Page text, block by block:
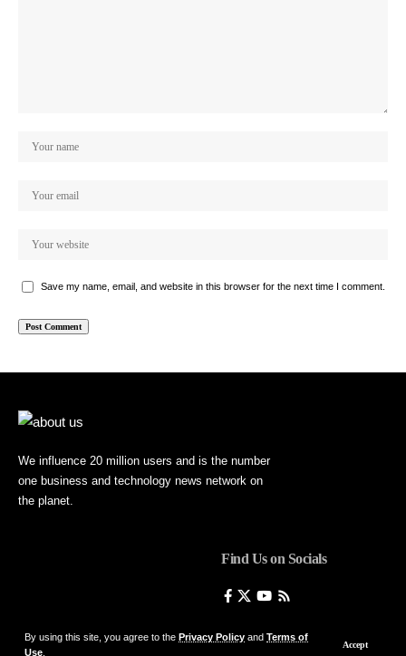
By using this site, you agree to the Privacy Policy and Terms of
Use
Accept
Save my name, email, and website in this browser for the next time I comment.
We influence 20 million users and is the number
one business and technology news network on
the planet.
Find Us on Socials